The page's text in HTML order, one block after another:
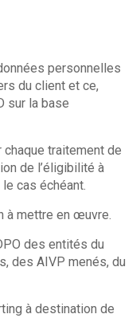
personnelles
du client et ce,
sur la base
traitement de
de l’éligibilité à
cas échéant.
à mettre en œuvre.
des entités du
des AIVP menés, du
à destination de